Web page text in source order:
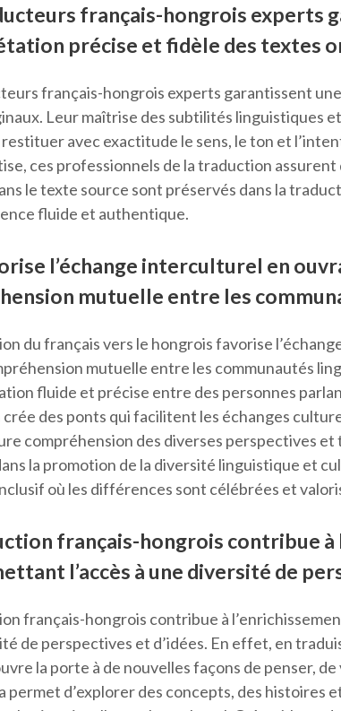
français-hongrois experts
précise et fidèle des textes
français-hongrois experts garantissent
Leur maîtrise des subtilités linguistiques
avec exactitude le sens, le ton et
ces professionnels de la traduction assurent
le texte source sont préservés dans la
fluide et authentique.
l’échange interculturel en
mutuelle entre les
du français vers le hongrois favorise
mutuelle entre les communautés
fluide et précise entre des personnes
des ponts qui facilitent les échanges
compréhension des diverses perspectives et
la promotion de la diversité linguistique et
où les différences sont célébrées et
français-hongrois contribue à
l’accès à une diversité de
français-hongrois contribue à
de perspectives et d’idées. En effet, en
la porte à de nouvelles façons de penser,
permet d’explorer des concepts, des histoires